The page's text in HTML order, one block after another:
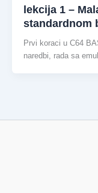
lekcija 1 –
standardnom
Prvi koraci u C64
naredbi, rada sa